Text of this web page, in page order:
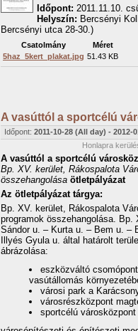
Időpont: 2011.11.10.
Helyszín: Bercsényi
Bercsényi utca 28-30.)
Csatolmány
Méret
5haz_5kert_plakat.jpg 51.43 KB
A vasúttól a sportcélú
Időpont: 2011-10-28 (All day) - 2012-
Honlapra
A vasúttól a sportcélú
Bp. XV. kerület, Rákospalota
összehangolása ötletpályázat
Az ötletpályázat tárgya:
Bp. XV. kerület, Rákospalota
programok összehangolása.
Sándor u. – Kurta u. – Bem u. –
Illyés Gyula u. által határolt
ábrázolása:
eszközváltó
vasútállomás
városi park a
városrészközpont
sportcélú